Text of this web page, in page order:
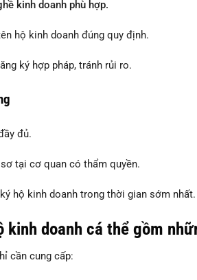
kinh doanh phù hợp.
hộ kinh doanh đúng quy định.
ký hợp pháp, tránh rủi ro.
đủ.
tại cơ quan có thẩm quyền.
hộ kinh doanh trong thời gian sớm nhất.
kinh doanh cá thể gồm
cần cung cấp: